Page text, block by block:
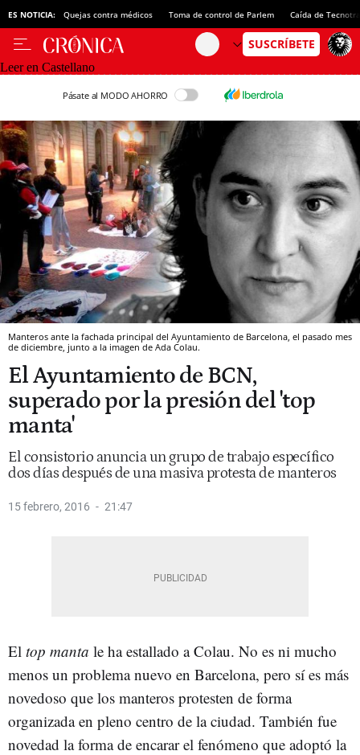
ES NOTICIA: Quejas contra médicos Toma de control de Parlem Caída de
Leer en Castellano
Pásate al MODO AHORRO
Manteros ante la fachada principal del Ayuntamiento de Barcelona, el pasado mes
de diciembre, junto a la imagen de Ada Colau.
El Ayuntamiento de BCN,
superado por la presión del 'top
manta'
El consistorio anuncia un grupo de trabajo específico
dos días después de una masiva protesta de manteros
15 febrero, 2016 21:47
El top manta le ha estallado a Colau. No es ni mucho
menos un problema nuevo en Barcelona, pero sí es más
novedoso que los manteros protesten de forma
organizada en pleno centro de la ciudad. También fue
novedad la forma de encarar el fenómeno que adoptó la